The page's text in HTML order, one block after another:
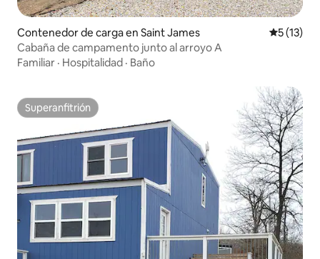
Contenedor de carga en Saint James
5 (13)
Cabaña de campamento junto al arroyo A
Familiar · Hospitalidad · Baño
Superanfitrión
Superanfitrión